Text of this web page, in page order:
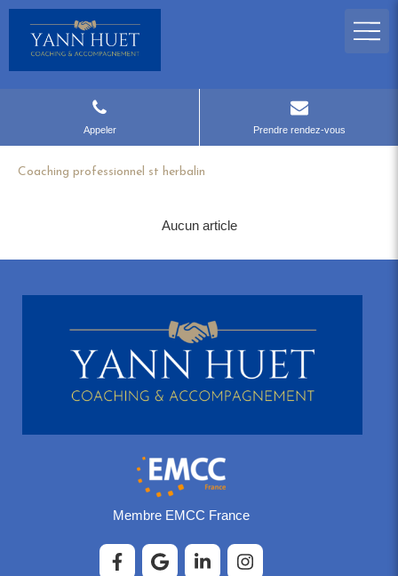
Appeler Prendre rendez-vous
Coaching professionnel st herbalin
Aucun article
Membre EMCC France